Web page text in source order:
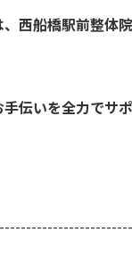
西船橋駅前整体
伝いを全力でサ